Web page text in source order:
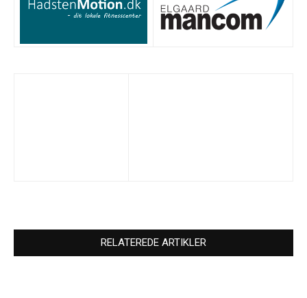
RELATEREDE ARTIKLER